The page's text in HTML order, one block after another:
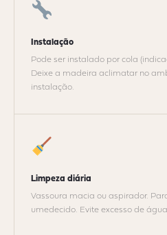
Instalação
Pode ser instalado por cola
Deixe a madeira aclimatar no
instalação.
Limpeza diária
Vassoura macia ou aspirador.
umedecido. Evite excesso de